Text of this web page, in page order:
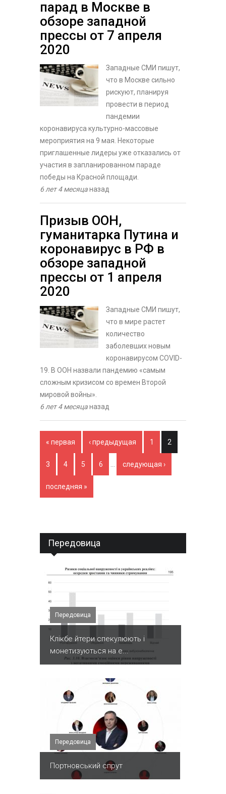
парад в Москве в
обзоре западной
прессы от 7 апреля
2020
Западные СМИ пишут,
что в Москве сильно
рискуют, планируя
провести в период
пандемии
коронавируса культурно-массовые
мероприятия на 9 мая. Некоторые
приглашенные лидеры уже отказались от
участия в запланированном параде
победы на Красной площади.
6 лет 4 месяцаназад
Призыв ООН,
гуманитарка Путина и
коронавирус в РФ в
обзоре западной
прессы от 1 апреля
2020
Западные СМИ пишут,
что в мире растет
количество
заболевших новым
коронавирусом COVID-
19. В ООН назвали пандемию «самым
сложным кризисом со времен Второй
мировой войны».
6 лет 4 месяцаназад
Страницы
« первая ‹ предыдущая 1 2
3 4 5 6 следующая ›
последняя »
Передовица
Передовица
Клікбе йтери спекулюють і
монетизуються на е...
Передовица
Портновський спрут